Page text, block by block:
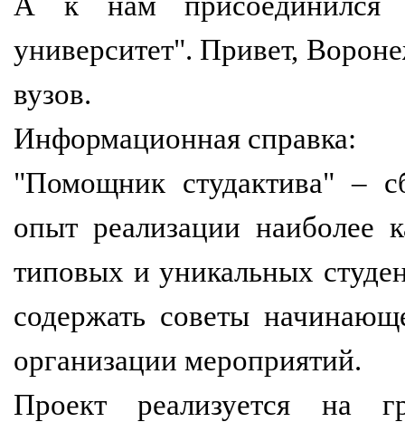
университет". Привет,
вузов.
Информационная справка:
"Помощник студактива" –
опыт реализации наиболее
типовых и уникальных
содержать советы
организации мероприятий.
Проект реализуется на